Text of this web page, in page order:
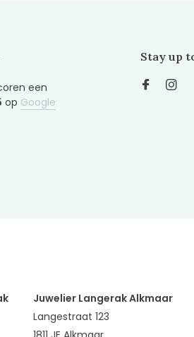
een
op Google
Stay up
Juwelier Langerak Alkmaar
Langestraat 123